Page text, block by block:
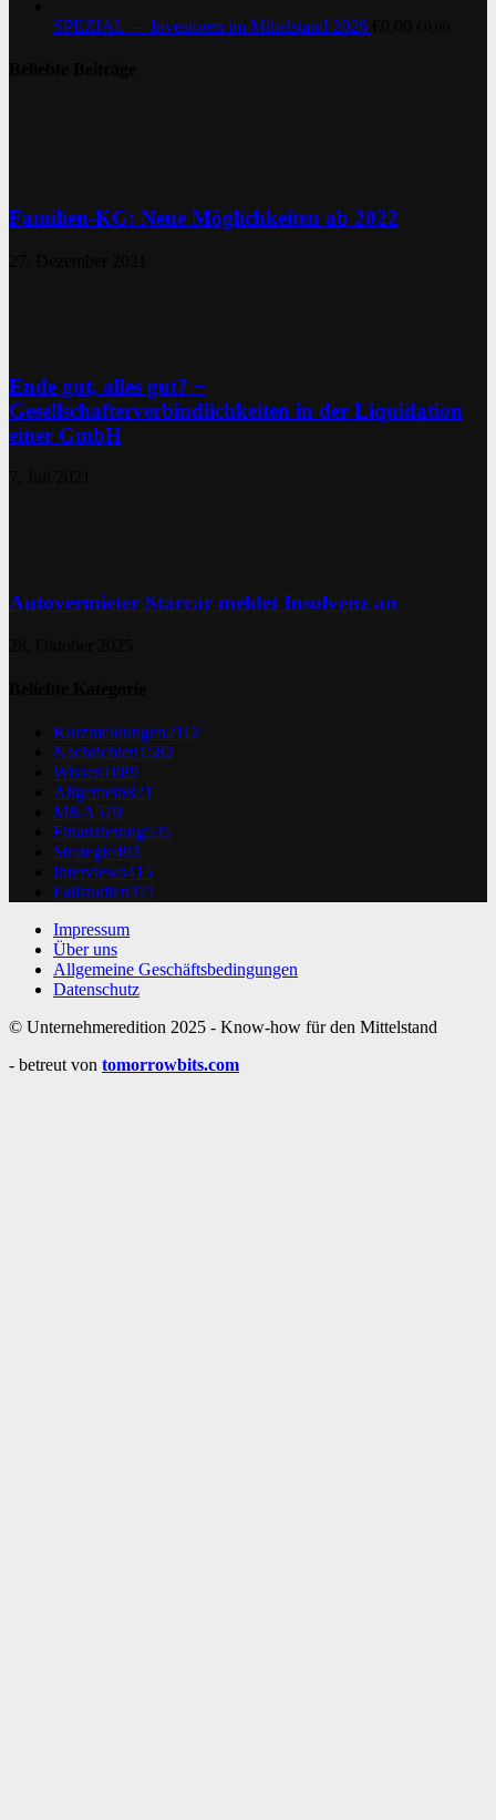
SPEZIAL — Investoren im Mittelstand 2026
Familien-KG: Neue Möglichkeiten ab 2022
Ende gut, alles gut? −
Gesellschafterverbindlichkeiten in der Liquidation
einer GmbH
Autovermieter Starcar meldet Insolvenz an
Kurzmeldungen2112
Nachrichten1582
Wissen1089
Allgemein821
M&A570
Finanzierung535
Strategie493
Interviews415
Fallstudien371
Impressum
Über uns
Allgemeine Geschäftsbedingungen
Datenschutz
© Unternehmeredition 2025 - Know-how für den Mittelstand
- betreut von tomorrowbits.com